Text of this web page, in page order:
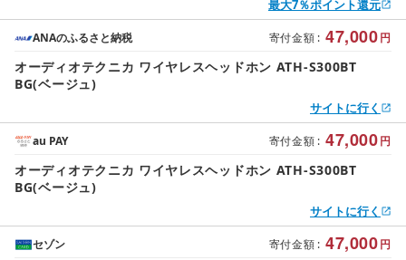
最大7％ポイント還元
寄付金額 : 47,000円
ANAのふるさと納税
オーディオテクニカ ワイヤレスヘッドホン ATH-S300BT
BG(ベージュ)
サイトに行く
寄付金額 : 47,000円
au PAY
オーディオテクニカ ワイヤレスヘッドホン ATH-S300BT
BG(ベージュ)
サイトに行く
寄付金額 : 47,000円
セゾン